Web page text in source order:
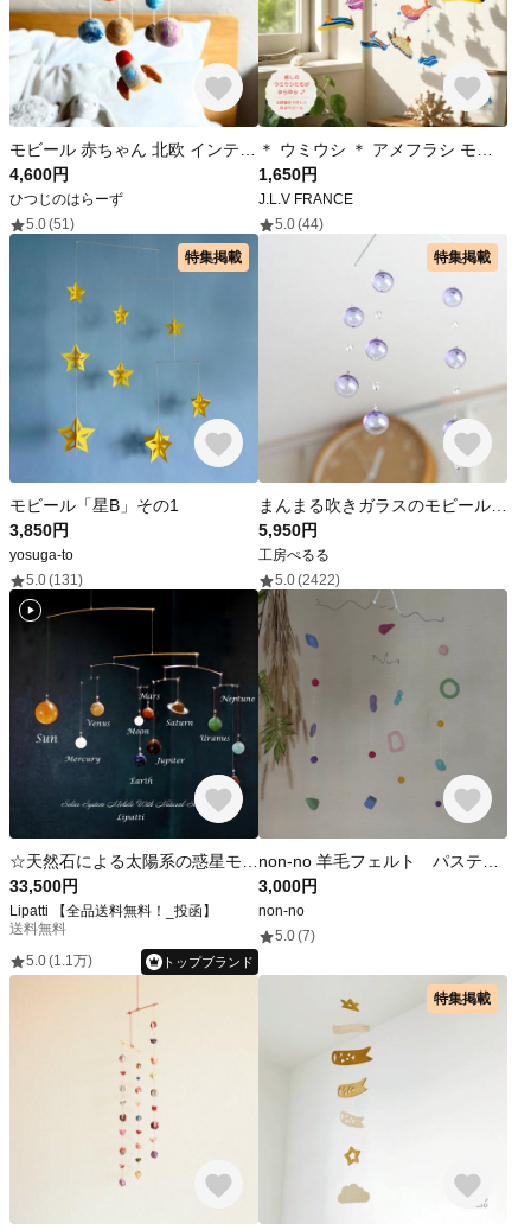
4,600円
ひつじのはらーず
5.0(51)
1,650円
J.L.V FRANCE
5.0(44)
特集掲載
モビール「星B」その1
3,850円
yosuga-to
5.0(131)
特集掲載
5,950円
工房ぺるる
5.0(2422)
33,500円
Lipatti 【全品送料無料！_投函】
送料無料
5.0(1.1万) トップブランド
3,000円
non-no
5.0(7)
特集掲載